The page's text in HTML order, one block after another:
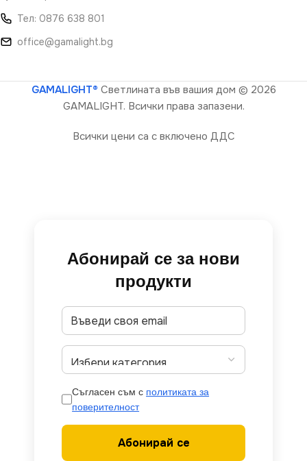
Тел: 0876 638 801
office@gamalight.bg
GAMALIGHT® Светлината във вашия дом © 2026
GAMALIGHT. Всички права запазени.
Всички цени са с включено ДДС
Абонирай се за нови
продукти
Съгласен съм с политиката за
поверителност
Абонирай се